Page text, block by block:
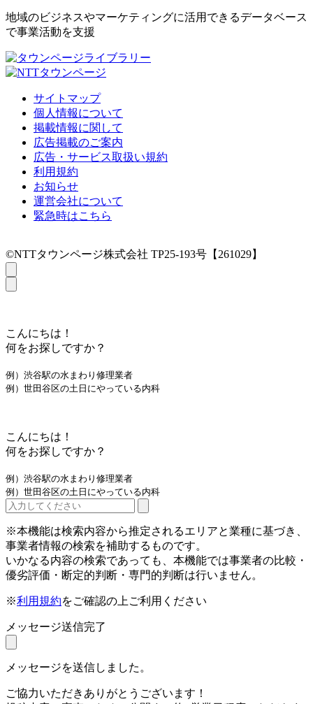
地域のビジネスやマーケティングに活用できるデータベース
で事業活動を支援
サイトマップ
個人情報について
掲載情報に関して
広告掲載のご案内
広告・サービス取扱い規約
利用規約
お知らせ
運営会社について
緊急時はこちら
©NTTタウンページ株式会社 TP25-193号【261029】
こんにちは！
何をお探しですか？
例）渋谷駅の水まわり修理業者
例）世田谷区の土日にやっている内科
こんにちは！
何をお探しですか？
例）渋谷駅の水まわり修理業者
例）世田谷区の土日にやっている内科
※本機能は検索内容から推定されるエリアと業種に基づき、
事業者情報の検索を補助するものです。
いかなる内容の検索であっても、本機能では事業者の比較・
優劣評価・断定的判断・専門的判断は行いません。
※利用規約をご確認の上ご利用ください
メッセージ送信完了
メッセージを送信しました。
ご協力いただきありがとうございます！